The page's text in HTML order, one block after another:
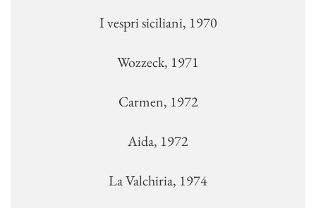
I vespri siciliani, 1970
Wozzeck, 1971
Carmen, 1972
Aida, 1972
La Valchiria, 1974